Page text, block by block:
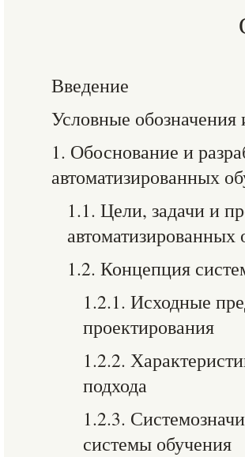
Введение
Условные
1. Обоснование и
автоматизированных
1.1. Цели, задачи и
1.2. Концепция
1.2.1. Исходные
проектирования
1.2.2.
подхода
1.2.3.
системы обучения